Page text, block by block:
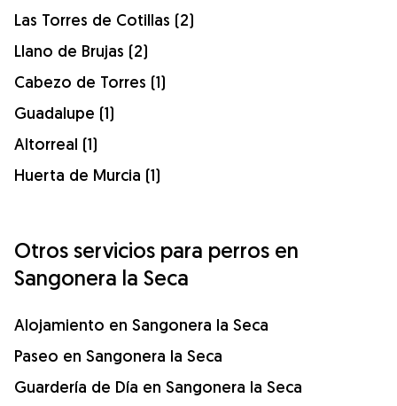
Las Torres de Cotillas (2)
Llano de Brujas (2)
Cabezo de Torres (1)
Guadalupe (1)
Altorreal (1)
Huerta de Murcia (1)
Otros servicios para perros en
Sangonera la Seca
Alojamiento en Sangonera la Seca
Paseo en Sangonera la Seca
Guardería de Día en Sangonera la Seca